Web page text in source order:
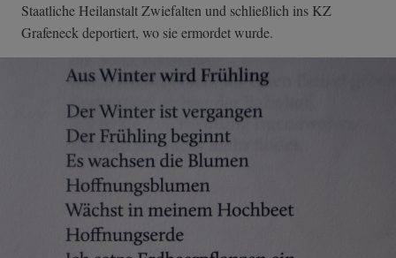
Staatliche Heilanstalt Zwiefalten und schließlich ins KZ
Grafeneck deportiert, wo sie ermordet wurde.